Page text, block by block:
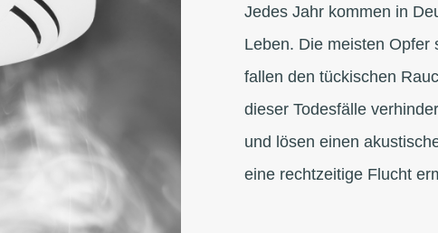
Jedes Jahr kommen in
Leben. Die meisten Opfer
fallen den tückischen
dieser Todesfälle
und lösen einen
eine rechtzeitige Flucht